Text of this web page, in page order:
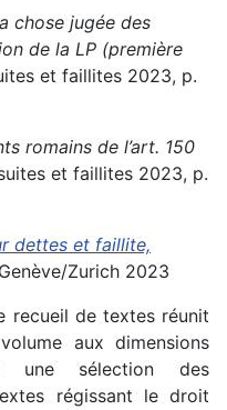
chose jugée des
de la LP (première
et faillites 2023, p.
romains de l’art. 150
et faillites 2023, p.
dettes et faillite,
Zurich 2023
recueil de textes réunit
aux dimensions
une sélection des
régissant le droit